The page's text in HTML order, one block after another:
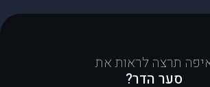
תרצה לראות את
סער הדר?